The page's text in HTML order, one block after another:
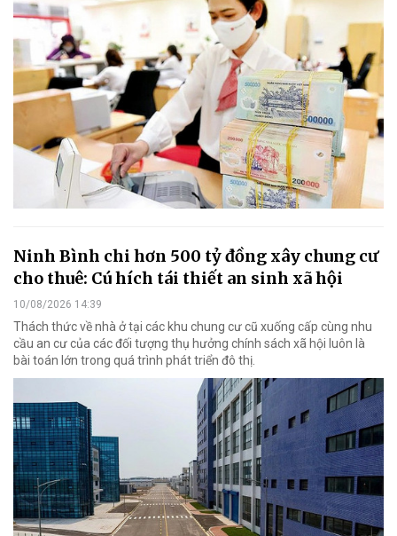
Ninh Bình chi hơn 500 tỷ đồng xây chung cư
cho thuê: Cú hích tái thiết an sinh xã hội
10/08/2026 14:39
Thách thức về nhà ở tại các khu chung cư cũ xuống cấp cùng nhu
cầu an cư của các đối tượng thụ hưởng chính sách xã hội luôn là
bài toán lớn trong quá trình phát triển đô thị.